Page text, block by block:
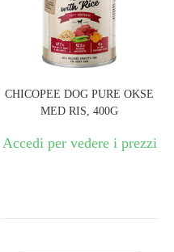
CHICOPEE DOG PURE OKSE
MED RIS, 400G
Accedi per vedere i prezzi